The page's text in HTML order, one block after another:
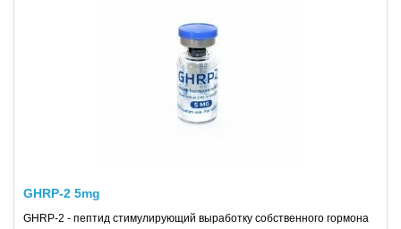
GHRP-2 5mg
GHRP-2 - пептид стимулирующий выработку собственного гормона